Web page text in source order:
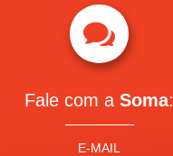

Fale com aSoma:
E-MAIL